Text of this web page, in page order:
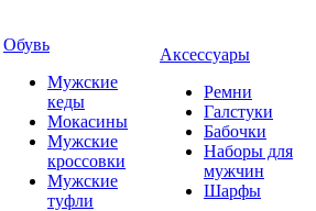
Обувь
Мужские
кеды
Мокасины
Мужские
кроссовки
Мужские
туфли
Аксессуары
Ремни
Галстуки
Бабочки
Наборы для
мужчин
Шарфы